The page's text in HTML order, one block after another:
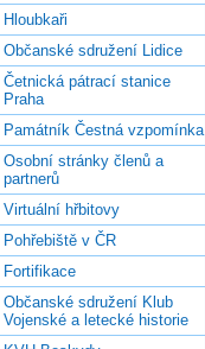
Hloubkaři
Občanské sdružení Lidice
Četnická pátrací stanice
Praha
Památník Čestná vzpomínka
Osobní stránky členů a
partnerů
Virtuální hřbitovy
Pohřebiště v ČR
Fortifikace
Občanské sdružení Klub
Vojenské a letecké historie